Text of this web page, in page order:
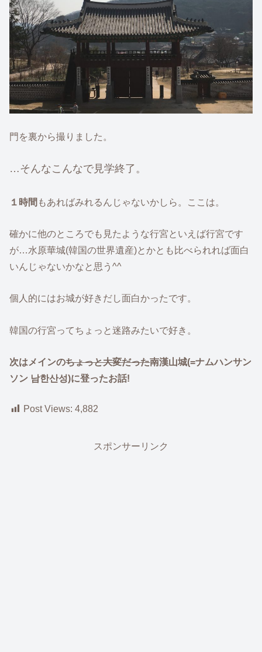
門を裏から撮りました。
…そんなこんなで見学終了。
１時間 もあればみれるんじゃないかしら。ここは。
確かに他のところでも見たような行宮といえば行宮です
が…水原華城(韓国の世界遺産)とかとも比べられれば面白
いんじゃないかなと思う^^
個人的にはお城が好きだし面白かったです。
韓国の行宮ってちょっと迷路みたいで好き。
次はメインのちょっと大変だった南漢山城(=ナムハンサン
ソン 남한산성)に登ったお話!
Post Views: 4,882
スポンサーリンク